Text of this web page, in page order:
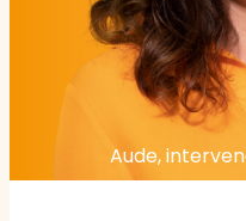
Aude,